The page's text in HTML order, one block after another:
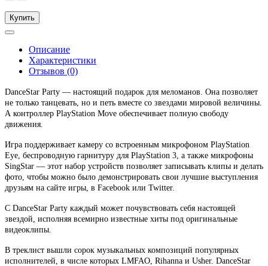
Купить
Описание
Характеристики
Отзывов (0)
DanceStar Party — настоящий подарок для меломанов. Она позволяет
не только танцевать, но и петь вместе со звездами мировой величины.
А контроллер PlayStation Move обеспечивает полную свободу
движения.
Игра поддерживает камеру со встроенным микрофоном PlayStation
Eye, беспроводную гарнитуру для PlayStation 3, а также микрофоны
SingStar — этот набор устройств позволяет записывать клипы и делать
фото, чтобы можно было демонстрировать свои лучшие выступления
друзьям на сайте игры, в Facebook или Twitter.
С DanceStar Party каждый может почувствовать себя настоящей
звездой, исполняя всемирно известные хиты под оригинальные
видеоклипы.
В треклист вышли сорок музыкальных композиций популярных
исполнителей, в числе которых LMFAO, Rihanna и Usher. DanceStar